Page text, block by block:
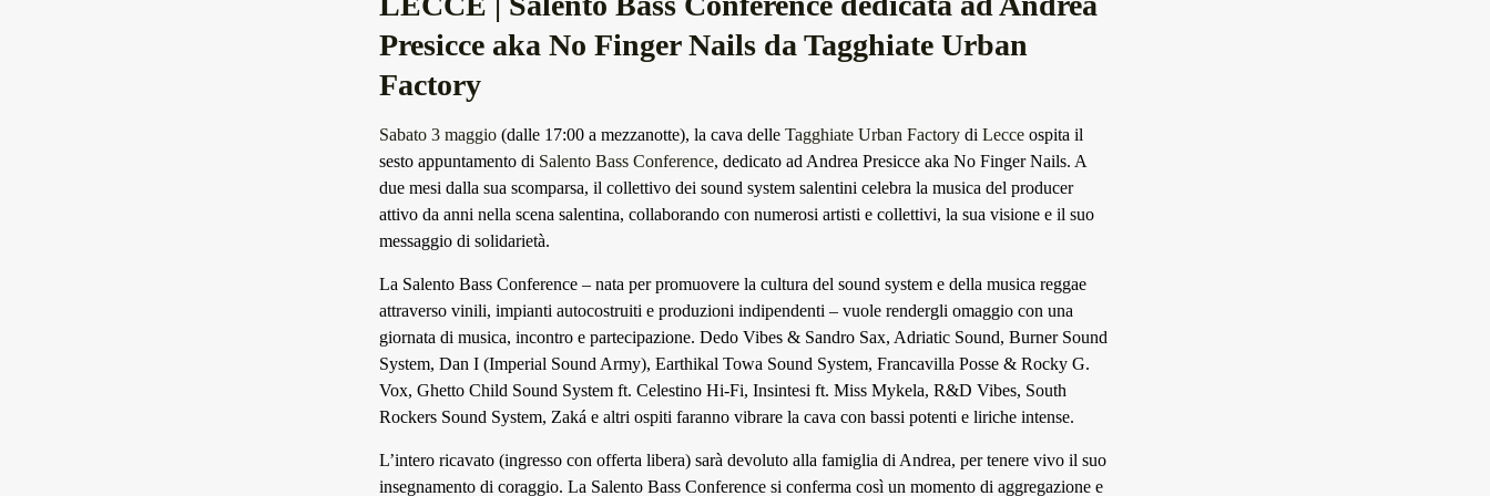
Presicce aka No Finger Nails da Tagghiate Urban
Factory
Sabato 3 maggio (dalle 17:00 a mezzanotte), la cava delle Tagghiate Urban Factory di Lecce ospita il
sesto appuntamento di Salento Bass Conference, dedicato ad Andrea Presicce aka No Finger Nails. A
due mesi dalla sua scomparsa, il collettivo dei sound system salentini celebra la musica del producer
attivo da anni nella scena salentina, collaborando con numerosi artisti e collettivi, la sua visione e il suo
messaggio di solidarietà.
La Salento Bass Conference – nata per promuovere la cultura del sound system e della musica reggae
attraverso vinili, impianti autocostruiti e produzioni indipendenti – vuole rendergli omaggio con una
giornata di musica, incontro e partecipazione. Dedo Vibes & Sandro Sax, Adriatic Sound, Burner Sound
System, Dan I (Imperial Sound Army), Earthikal Towa Sound System, Francavilla Posse & Rocky G.
Vox, Ghetto Child Sound System ft. Celestino Hi-Fi, Insintesi ft. Miss Mykela, R&D Vibes, South
Rockers Sound System, Zaká e altri ospiti faranno vibrare la cava con bassi potenti e liriche intense.
L’intero ricavato (ingresso con offerta libera) sarà devoluto alla famiglia di Andrea, per tenere vivo il suo
insegnamento di coraggio. La Salento Bass Conference si conferma così un momento di aggregazione e